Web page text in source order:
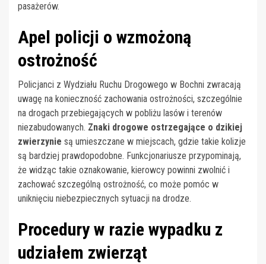
pasażerów.
Apel policji o wzmożoną
ostrożność
Policjanci z Wydziału Ruchu Drogowego w Bochni zwracają
uwagę na konieczność zachowania ostrożności, szczególnie
na drogach przebiegających w pobliżu lasów i terenów
niezabudowanych. Znaki drogowe ostrzegające o dzikiej
zwierzynie są umieszczane w miejscach, gdzie takie kolizje
są bardziej prawdopodobne. Funkcjonariusze przypominają,
że widząc takie oznakowanie, kierowcy powinni zwolnić i
zachować szczególną ostrożność, co może pomóc w
uniknięciu niebezpiecznych sytuacji na drodze.
Procedury w razie wypadku z
udziałem zwierząt